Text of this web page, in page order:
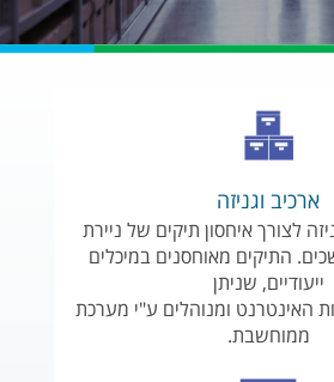
ארכיב וגניזה
לצורך איחסון תיקים של ניירת
התיקים מאוחסנים במיכלים
ייעודיים, שניתן
האינטרנט ומנוהלים ע"י מערכת
ממוחשבת.